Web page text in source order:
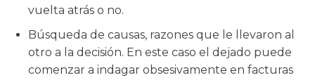
vuelta atrás o no.
Búsqueda de causas, razones que le llevaron al
otro a la decisión. En este caso el dejado puede
comenzar a indagar obsesivamente en facturas